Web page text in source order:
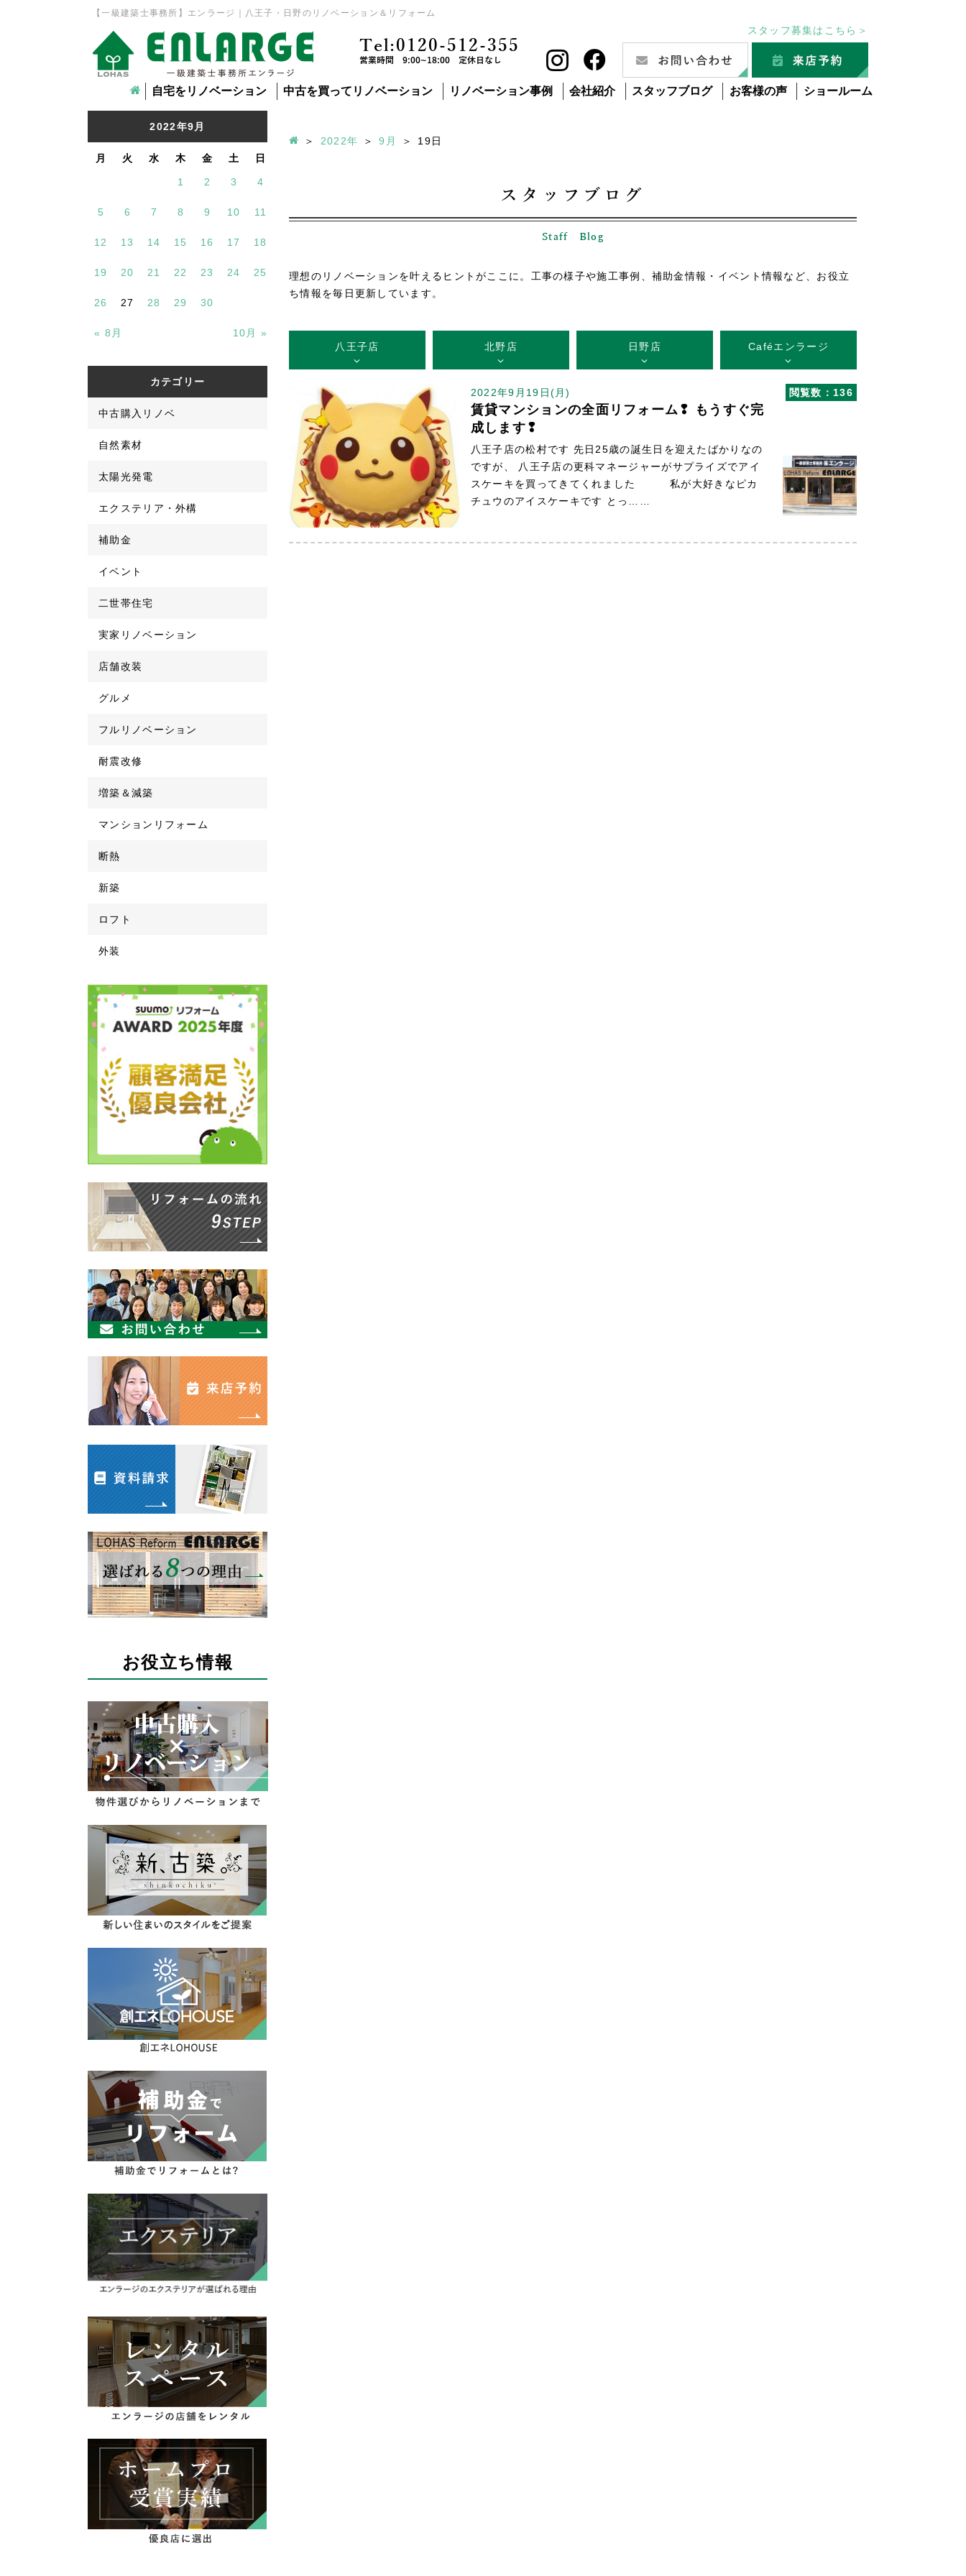
【一級建築士事務所】エンラージ｜八王子・日野のリノベーション＆リフォーム
スタッフ募集はこちら＞
Tel:0120-512-355
営業時間 9:00~18:00 定休日なし
自宅をリノベーション 中古を買ってリノベーション リノベーション事例 会社紹介 スタッフブログ お客様の声 ショールーム
2022年9月
月 火 水 木 金 土 日
« 8月 10月 »
1 2 3 4
5 6 7 8 9 10 11
12 13 14 15 16 17 18
19 20 21 22 23 24 25
26 27 28 29 30
カテゴリー
中古購入リノベ
自然素材
太陽光発電
エクステリア・外構
補助金
イベント
二世帯住宅
実家リノベーション
店舗改装
グルメ
フルリノベーション
耐震改修
増築＆減築
マンションリフォーム
断熱
新築
ロフト
外装
お役立ち情報
2022年 9月 19日
スタッフブログ
Staff Blog
理想のリノベーションを叶えるヒントがここに。工事の様子や施工事例、補助金情報・イベント情報など、お役立
ち情報を毎日更新しています。
八王子店 北野店 日野店 Caféエンラージ
閲覧数：136
2022年9月19日(月)
賃貸マンションの全面リフォーム❢ もうすぐ完
成します❢
八王子店の松村です 先日25歳の誕生日を迎えたばかりなの
ですが、 八王子店の更科マネージャーがサプライズでアイ
スケーキを買ってきてくれました 私が大好きなピカ
チュウのアイスケーキです とっ……